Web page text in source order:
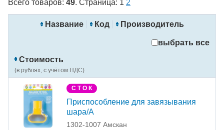
спецпредложение
Сбросить фильтры
Всего товаров: 49. Страница: 1 2
Название Код Производитель
выбрать все
Стоимость
(в рублях, с учётом НДС)
С Т О К
Приспособление для завязывания
шара/A
1302-1007 Амскан